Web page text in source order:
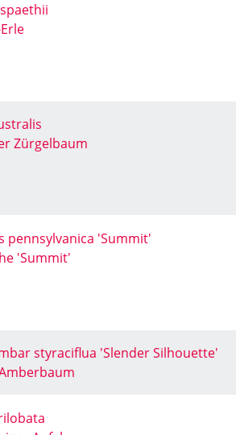
Zürgelbaum
pennsylvanica 'Summit'
'Summit'
styraciflua 'Slender Silhouette'